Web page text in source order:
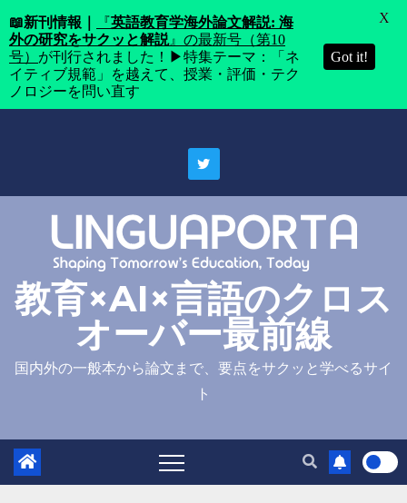
教育×AI×言語のクロス
オーバー最前線
国内外の一般本から論文まで、要点をサクッと学べるサイ
ト
📖新刊情報｜ 『英語教育学海外論文解説: 海
外の研究をサクッと解説』の最新号（第10
号） が刊行されました！▶特集テーマ：「ネ
イティブ規範」を越えて、授業・評価・テク
ノロジーを問い直す
Got it!
X